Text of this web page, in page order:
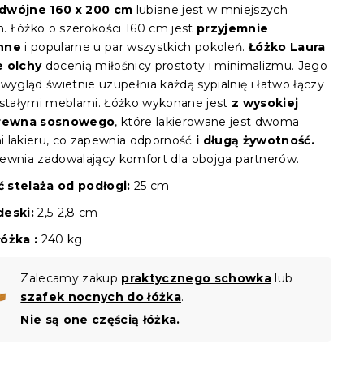
160 x 200 cm lubiane jest w mniejszych
Łóżko o szerokości 160 cm jest przyjemnie
i popularne u par wszystkich pokoleń.Łóżko Laura
olchy docenią miłośnicy prostoty i minimalizmu. Jego
świetnie uzupełnia każdą sypialnię i łatwo łączy
meblami. Łóżko wykonane jest z wysokiej
sosnowego, które lakierowane jest dwoma
lakieru, co zapewnia odporność i długą żywotność.
zadowalający komfort dla obojga partnerów.
stelaża od podłogi:25 cm
2,5-2,8 cm
: 240 kg
Zalecamy zakup praktycznego schowka lub
szafek nocnych do łóżka.
Nie są one częścią łóżka.